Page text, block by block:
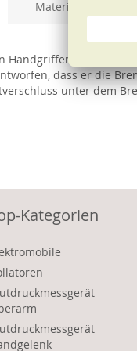
Material und Pflege
Handgriffen des
dass er die
unter dem
Kategorien